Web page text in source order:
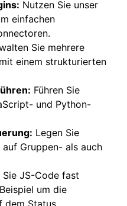
Nutzen Sie unser
einfachen
Sie mehrere
einem strukturierten
Führen Sie
und Python-
Legen Sie
Gruppen- als auch
Sie JS-Code fast
um die
dem Status